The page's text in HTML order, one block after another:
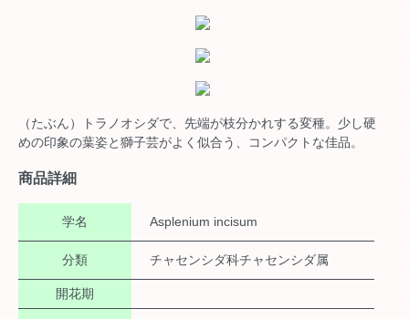
（たぶん）トラノオシダで、先端が枝分かれする変種。少し硬
めの印象の葉姿と獅子芸がよく似合う、コンパクトな佳品。
商品詳細
学名 Asplenium incisum
分類 チャセンシダ科チャセンシダ属
開花期